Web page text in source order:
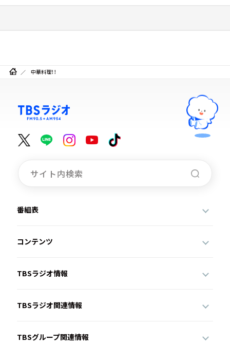
中華料理！！
番組表
コンテンツ
TBSラジオ情報
TBSラジオ関連情報
TBSグループ関連情報